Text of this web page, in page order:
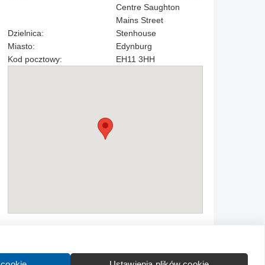
Centre Saughton
Mains Street
Dzielnica:
Stenhouse
Miasto:
Edynburg
Kod pocztowy:
EH11 3HH